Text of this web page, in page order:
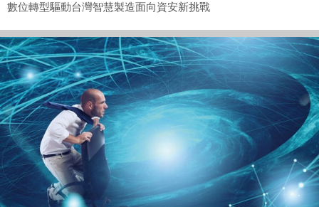
數位轉型驅動台灣智慧製造面向資安新挑戰